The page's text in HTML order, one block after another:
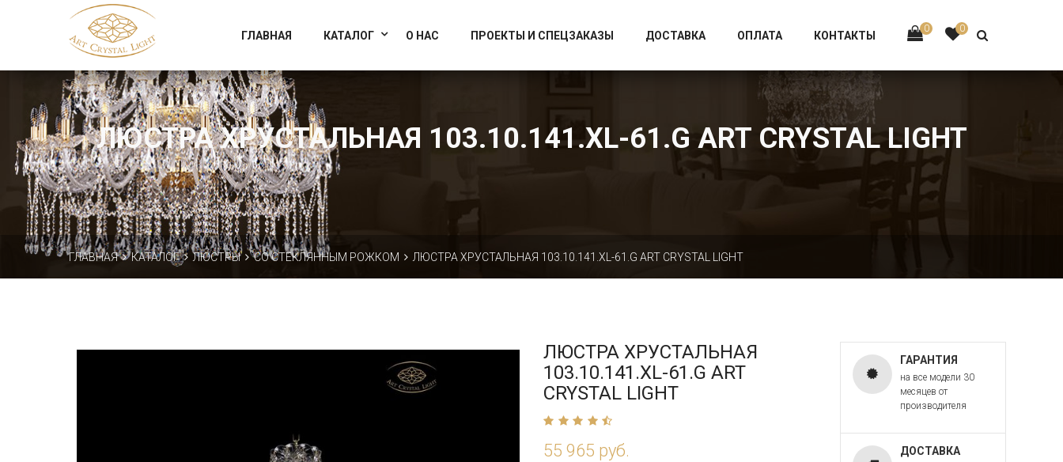
Официальный магазин фабрики Art Crystal Light
0 0
ГЛАВНАЯ КАТАЛОГ О НАС ПРОЕКТЫ И СПЕЦЗАКАЗЫ ДОСТАВКА ОПЛАТА КОНТАКТЫ
ЛЮСТРА ХРУСТАЛЬНАЯ 103.10.141.XL-61.G ART CRYSTAL LIGHT
ГЛАВНАЯ КАТАЛОГ ЛЮСТРЫ СО СТЕКЛЯННЫМ РОЖКОМ ЛЮСТРА ХРУСТАЛЬНАЯ 103.10.141.XL-61.G ART CRYSTAL LIGHT
ЛЮСТРА ХРУСТАЛЬНАЯ
103.10.141.XL-61.G ART
CRYSTAL LIGHT
55 965 руб.
ГАРАНТИЯ
на все модели 30
месяцев от
производителя
ДОСТАВКА